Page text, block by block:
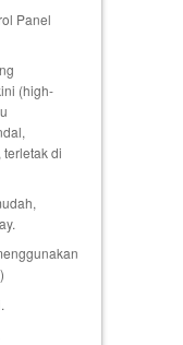
Panel
(high-
di
)
.